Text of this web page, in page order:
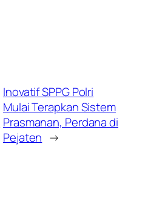
Inovatif SPPG Polri
Mulai Terapkan Sistem
Prasmanan, Perdana di
Pejaten →